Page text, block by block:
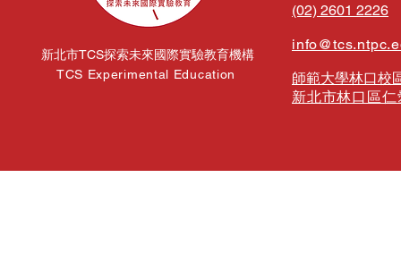
新北市TCS探索未來國際實驗教育機構
TCS Experimental Education
(02) 2601 2226
師範大學林口校
新北市林口區